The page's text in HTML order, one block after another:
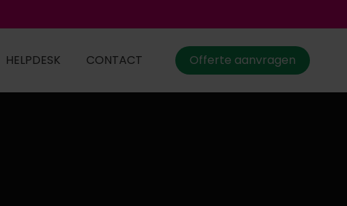
HELPDESK CONTACT Offerte aanvragen